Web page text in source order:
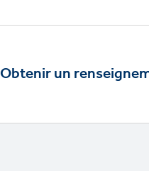
Obtenir un